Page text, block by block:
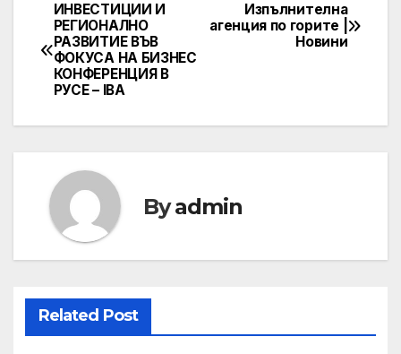
Post
navigation
Изпълнителна
агенция по горите |
Новини
ИНВЕСТИЦИИ И
РЕГИОНАЛНО
РАЗВИТИЕ ВЪВ
ФОКУСА НА БИЗНЕС
КОНФЕРЕНЦИЯ В
РУСЕ – IBA
Byadmin
Related Post